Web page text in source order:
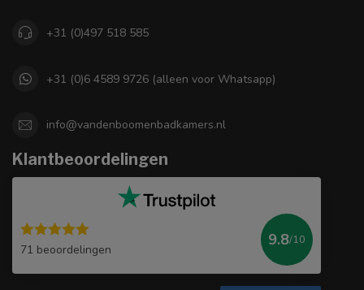
+31 (0)497 518 585
+31 (0)6 4589 9726 (alleen voor Whatsapp)
info@vandenboomenbadkamers.nl
Klantbeoordelingen
71 beoordelingen
9.8/10